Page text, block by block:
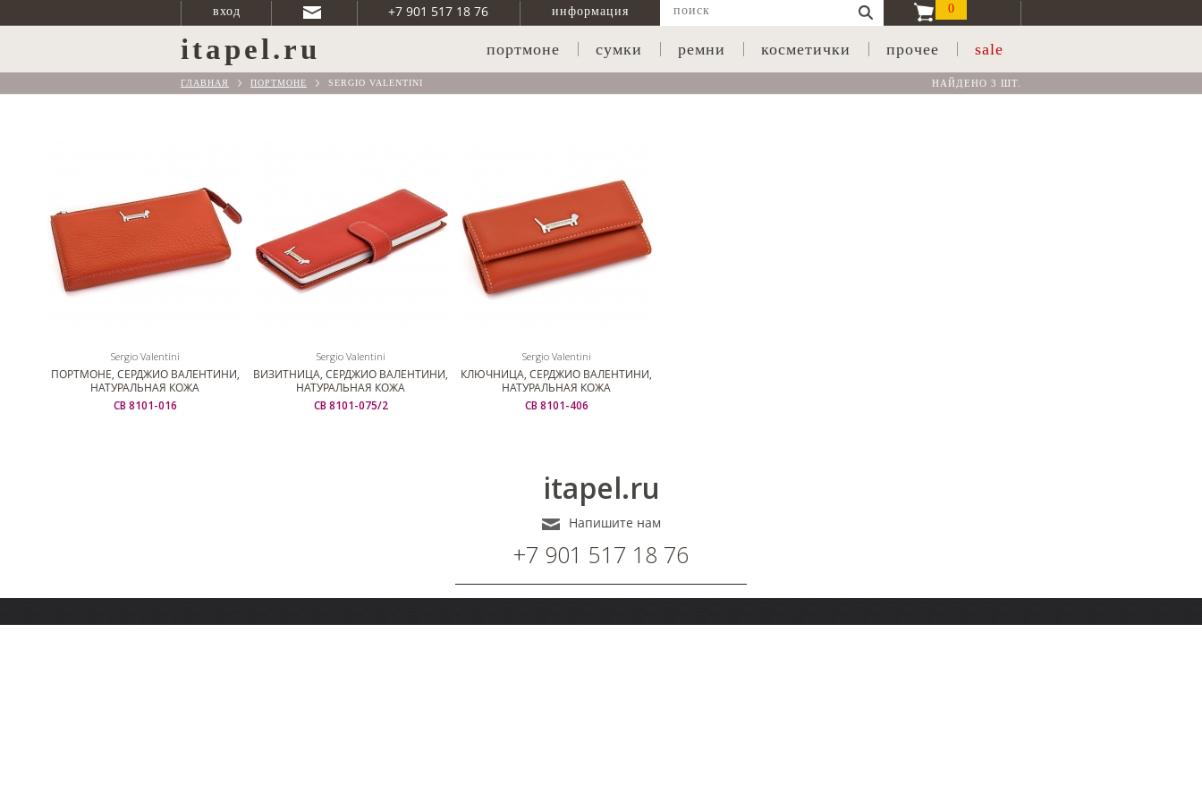
вход +7 901 517 18 76 информация 0
itapel.ru портмоне сумки ремни косметички прочее sale
НАЙДЕНО 3 ШТ.
ГЛАВНАЯ ПОРТМОНЕ SERGIO VALENTINI
Sergio Valentini
ПОРТМОНЕ, СЕРДЖИО ВАЛЕНТИНИ,
НАТУРАЛЬНАЯ КОЖА
СВ 8101-016
Sergio Valentini
ВИЗИТНИЦА, СЕРДЖИО ВАЛЕНТИНИ,
НАТУРАЛЬНАЯ КОЖА
СВ 8101-075/2
Sergio Valentini
КЛЮЧНИЦА, СЕРДЖИО ВАЛЕНТИНИ,
НАТУРАЛЬНАЯ КОЖА
СВ 8101-406
itapel.ru
Напишите нам
+7 901 517 18 76